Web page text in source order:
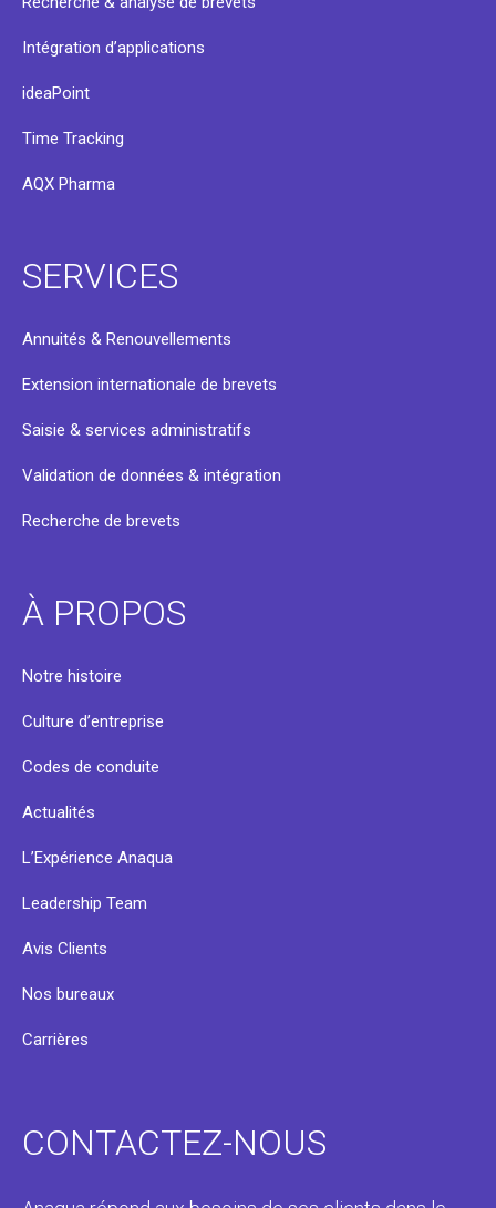
Intégration d’applications
ideaPoint
Time Tracking
AQX Pharma
SERVICES
Annuités & Renouvellements
Extension internationale de brevets
Saisie & services administratifs
Validation de données & intégration
Recherche de brevets
À PROPOS
Notre histoire
Culture d’entreprise
Codes de conduite
Actualités
L’Expérience Anaqua
Leadership Team
Avis Clients
Nos bureaux
Carrières
CONTACTEZ-NOUS